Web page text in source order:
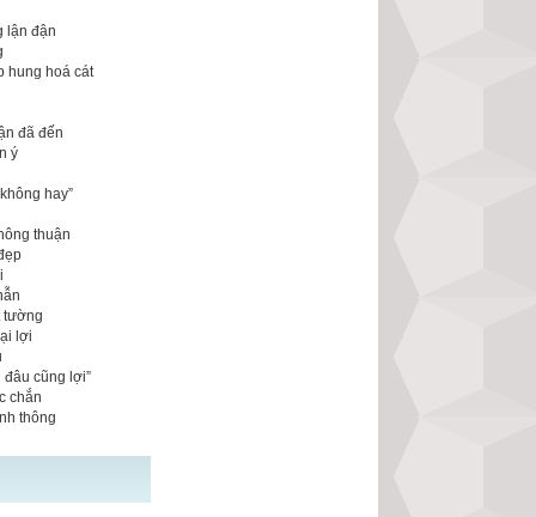
lận đận
hung hoá cát
đã đến
ý
hay”
thuận
tường
lợi
đâu cũng lợi”
chắn
thông